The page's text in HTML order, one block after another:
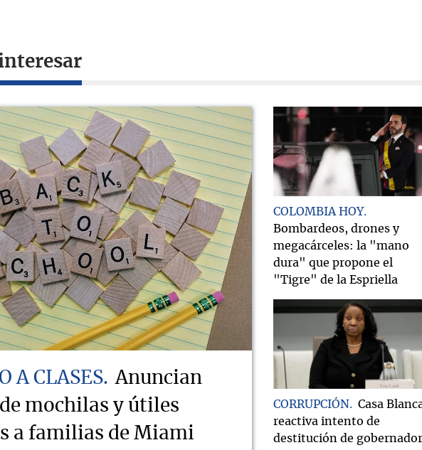
A CLASES
Anuncian
mochilas y útiles
a familias de Miami
COLOMBIA HOY
Bombardeos, drones y
megacárceles: la "mano
dura" que propone el
"Tigre" de la Espriella
CORRUPCIÓN
Casa
reactiva intento de
destitución de